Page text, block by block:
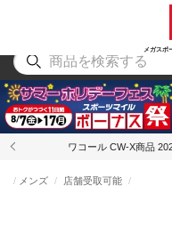
メガスポ
アウトド
ワコール CW-X商品
メンズ 店舗受取可能